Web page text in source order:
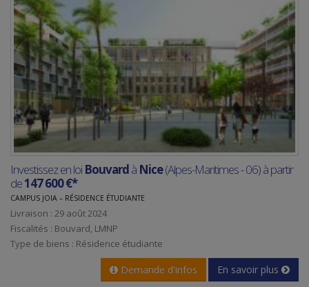
Investissez en loiBouvardà Nice(Alpes-Maritimes - 06) à partir
de147 600 €*
CAMPUS JOIA – RÉSIDENCE ÉTUDIANTE
Livraison : 29 août 2024
Fiscalités : Bouvard, LMNP
Type de biens : Résidence étudiante
Demande d'infos En savoir plus